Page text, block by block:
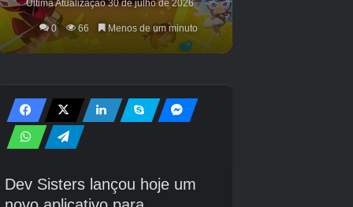
Pocket Horse: Racing Champions, já
disponível.
Créditos Autor